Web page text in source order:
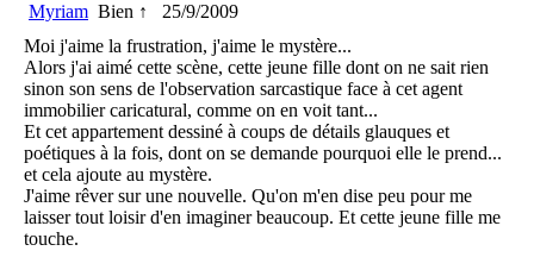
Myriam Bien ↑
25/9/2009
Moi j'aime la frustration, j'aime le mystère...
Alors j'ai aimé cette scène, cette jeune fille dont on ne sait rien
sinon son sens de l'observation sarcastique face à cet agent
immobilier caricatural, comme on en voit tant...
Et cet appartement dessiné à coups de détails glauques et
poétiques à la fois, dont on se demande pourquoi elle le prend...
et cela ajoute au mystère.
J'aime rêver sur une nouvelle. Qu'on m'en dise peu pour me
laisser tout loisir d'en imaginer beaucoup. Et cette jeune fille me
touche.